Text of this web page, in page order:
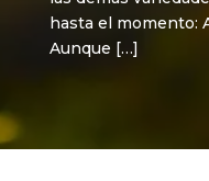
hasta el momento:
Aunque […]